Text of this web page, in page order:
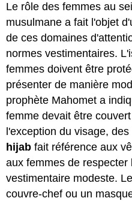
Le rôle des femmes au
musulmane a fait l'objet
de ces domaines
normes vestimentaires.
femmes doivent être
présenter de manière
prophète Mahomet a
femme devait être
l'exception du visage,
hijab fait référence aux
aux femmes de
vestimentaire modeste.
couvre-chef ou un